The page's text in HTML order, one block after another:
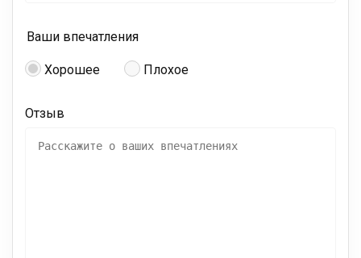
Ваши впечатления
Хорошее Плохое
Отзыв